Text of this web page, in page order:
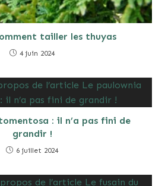
tailler les thuyas
4 juin 2024
: il n’a pas fini de
grandir !
6 juillet 2024